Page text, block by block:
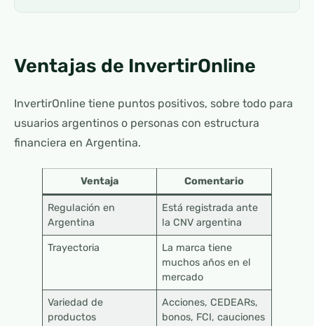
Ventajas de InvertirOnline
InvertirOnline tiene puntos positivos, sobre todo para
usuarios argentinos o personas con estructura
financiera en Argentina.
Ventaja Comentario
Regulación en
Argentina
Está registrada ante
la CNV argentina
Trayectoria
La marca tiene
muchos años en el
mercado
Variedad de
productos
Acciones, CEDEARs,
bonos, FCI, cauciones